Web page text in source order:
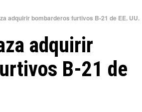
adquirir bombarderos furtivos B-21 de EE. UU.
adquirir
B-21 de